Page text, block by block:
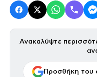
Ανακαλύψτε
Προσθήκη του